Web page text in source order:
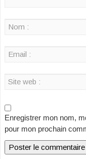
Enregistrer mon nom,
pour mon prochain